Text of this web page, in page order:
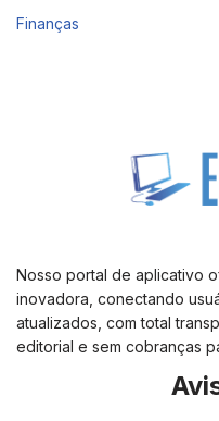
Finanças
Nosso portal de aplicativo
inovadora, conectando
atualizados, com total
editorial e sem cobranças